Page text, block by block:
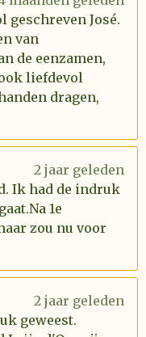
José.
van
de eenzamen,
liefdevol
dragen,
2 jaar geleden
Ik had de indruk
1e
zou nu voor
2 jaar geleden
geweest.